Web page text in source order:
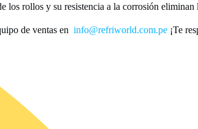
los rollos y su resistencia a la corrosión eliminan
de ventas en info@refriworld.com.pe ¡Te